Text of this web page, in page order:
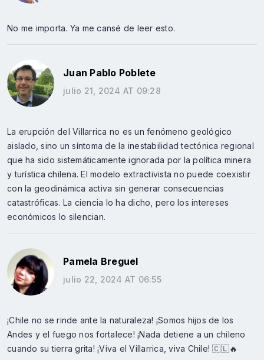
No me importa. Ya me cansé de leer esto.
Juan Pablo Poblete
julio 21, 2024 AT 09:28
La erupción del Villarrica no es un fenómeno geológico
aislado, sino un síntoma de la inestabilidad tectónica regional
que ha sido sistemáticamente ignorada por la política minera
y turística chilena. El modelo extractivista no puede coexistir
con la geodinámica activa sin generar consecuencias
catastróficas. La ciencia lo ha dicho, pero los intereses
económicos lo silencian.
Pamela Breguel
julio 22, 2024 AT 06:55
¡Chile no se rinde ante la naturaleza! ¡Somos hijos de los
Andes y el fuego nos fortalece! ¡Nada detiene a un chileno
cuando su tierra grita! ¡Viva el Villarrica, viva Chile! 🇨🇱🔥